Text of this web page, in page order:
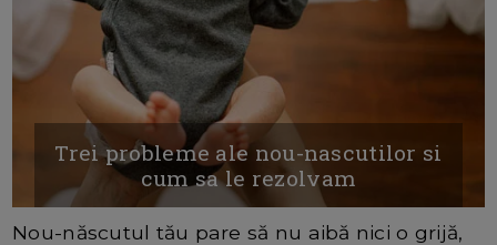
Trei probleme ale nou-nascutilor si
cum sa le rezolvam
Nou-născutul tău pare să nu aibă nici o grijă,